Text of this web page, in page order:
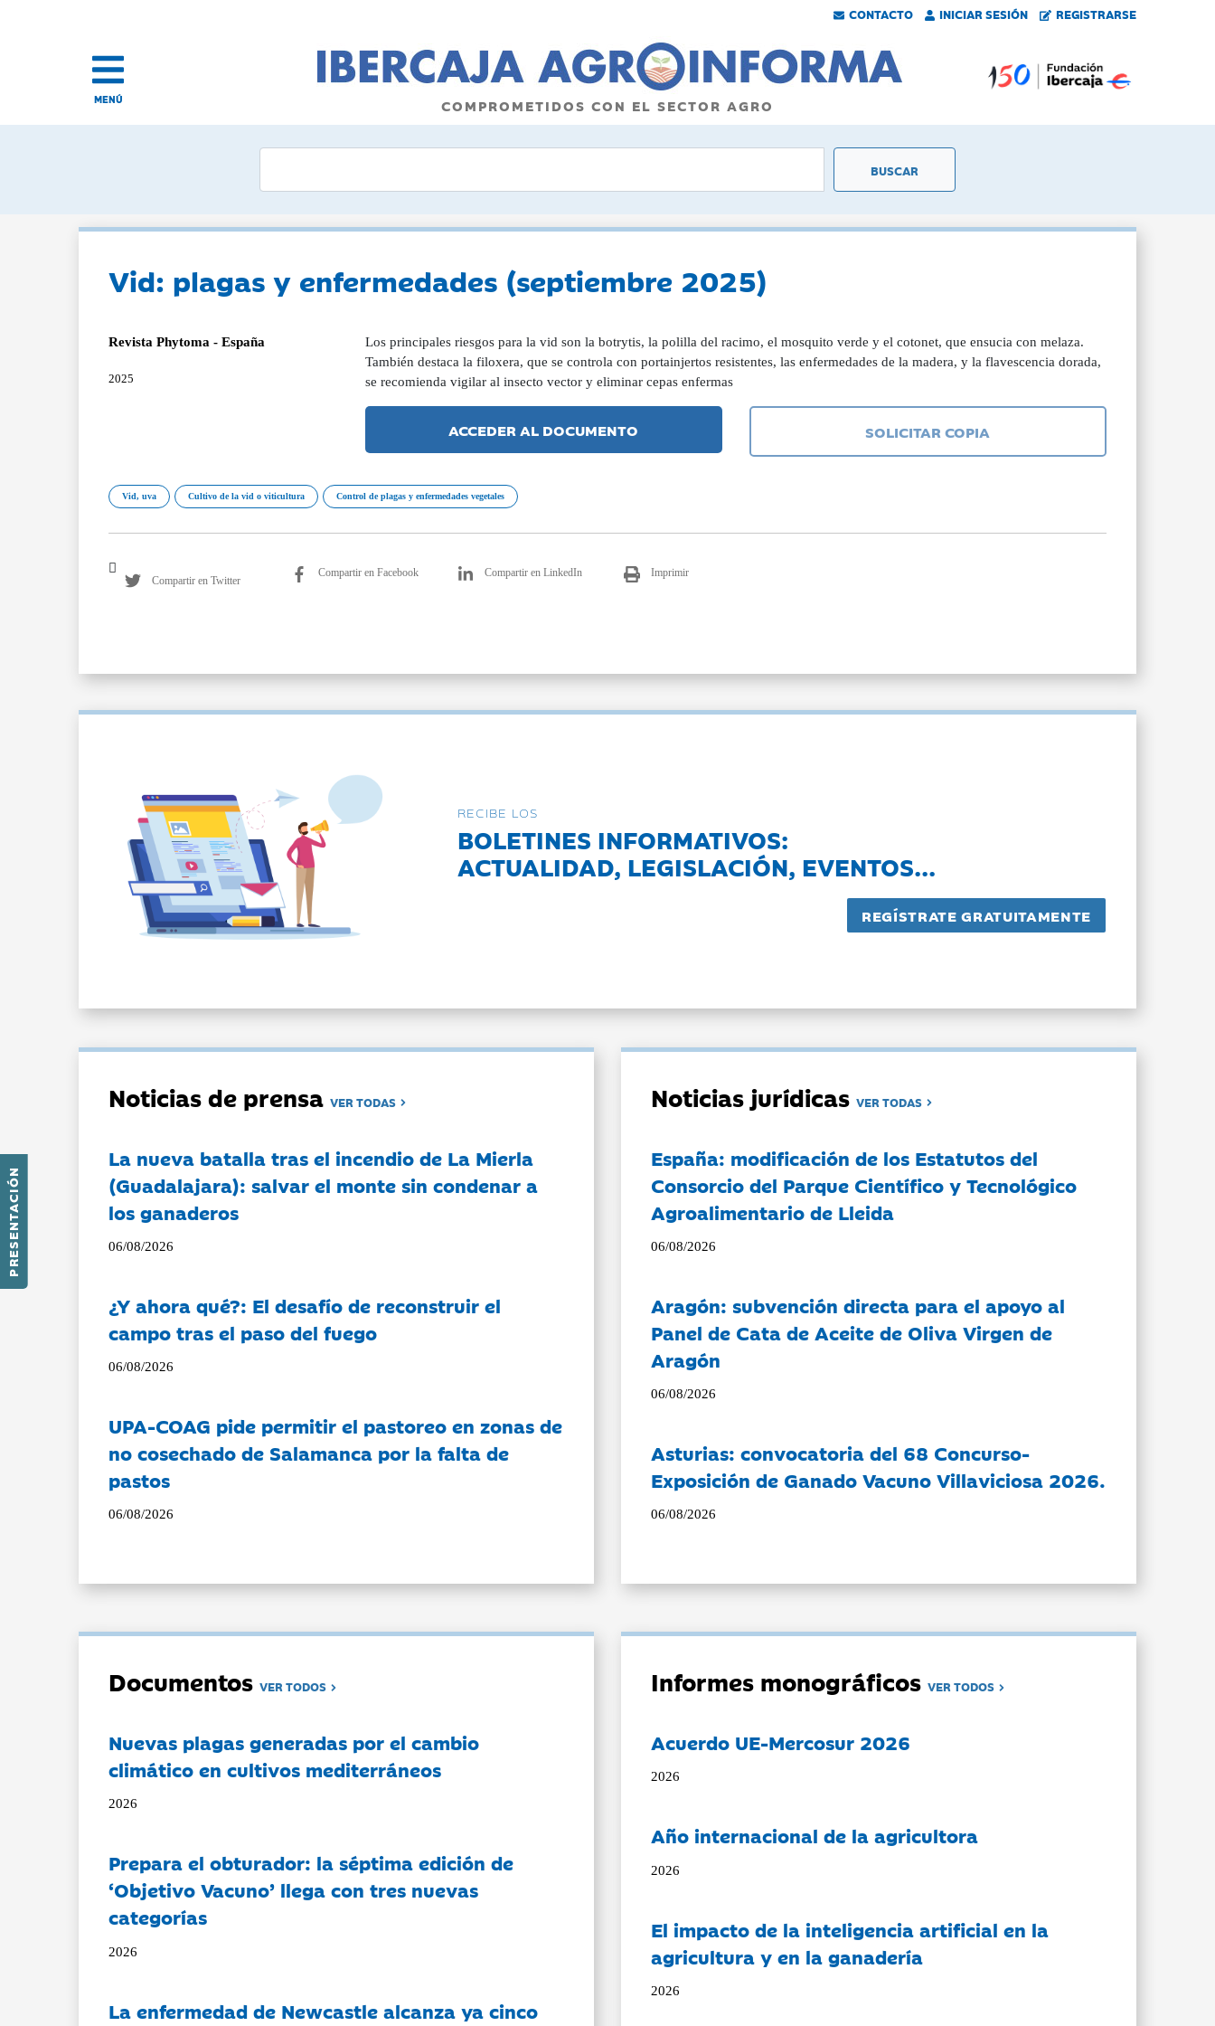
CONTACTO INICIAR SESIÓN REGISTRARSE
PRESENTACIÓN
MENÚ COMPROMETIDOS CON EL SECTOR AGRO
Vid: plagas y enfermedades (septiembre 2025)
Revista Phytoma - España
2025
Los principales riesgos para la vid son la botrytis, la polilla del racimo, el mosquito verde y el cotonet, que ensucia con melaza.
También destaca la filoxera, que se controla con portainjertos resistentes, las enfermedades de la madera, y la flavescencia dorada,
se recomienda vigilar al insecto vector y eliminar cepas enfermas
ACCEDER AL DOCUMENTO SOLICITAR COPIA
Vid, uva Cultivo de la vid o viticultura Control de plagas y enfermedades vegetales
Compartir en Twitter
Compartir en Facebook Compartir en LinkedIn Imprimir
RECIBE LOS
BOLETINES INFORMATIVOS:
ACTUALIDAD, LEGISLACIÓN, EVENTOS...
Noticias de prensaVER TODAS
La nueva batalla tras el incendio de La Mierla
(Guadalajara): salvar el monte sin condenar a
los ganaderos
06/08/2026
¿Y ahora qué?: El desafío de reconstruir el
campo tras el paso del fuego
06/08/2026
UPA-COAG pide permitir el pastoreo en zonas de
no cosechado de Salamanca por la falta de
pastos
06/08/2026
Noticias jurídicasVER TODAS
España: modificación de los Estatutos del
Consorcio del Parque Científico y Tecnológico
Agroalimentario de Lleida
06/08/2026
Aragón: subvención directa para el apoyo al
Panel de Cata de Aceite de Oliva Virgen de
Aragón
06/08/2026
Asturias: convocatoria del 68 Concurso-
Exposición de Ganado Vacuno Villaviciosa 2026.
06/08/2026
DocumentosVER TODOS
Nuevas plagas generadas por el cambio
climático en cultivos mediterráneos
2026
Prepara el obturador: la séptima edición de
‘Objetivo Vacuno’ llega con tres nuevas
categorías
2026
La enfermedad de Newcastle alcanza ya cinco
Informes monográficosVER TODOS
Acuerdo UE-Mercosur 2026
2026
Año internacional de la agricultora
2026
El impacto de la inteligencia artificial en la
agricultura y en la ganadería
2026